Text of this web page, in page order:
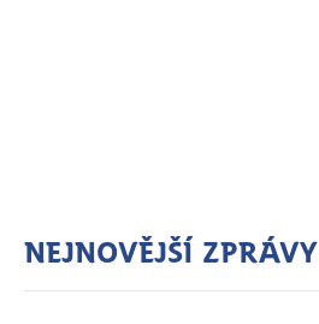
Nejnovější zprávy